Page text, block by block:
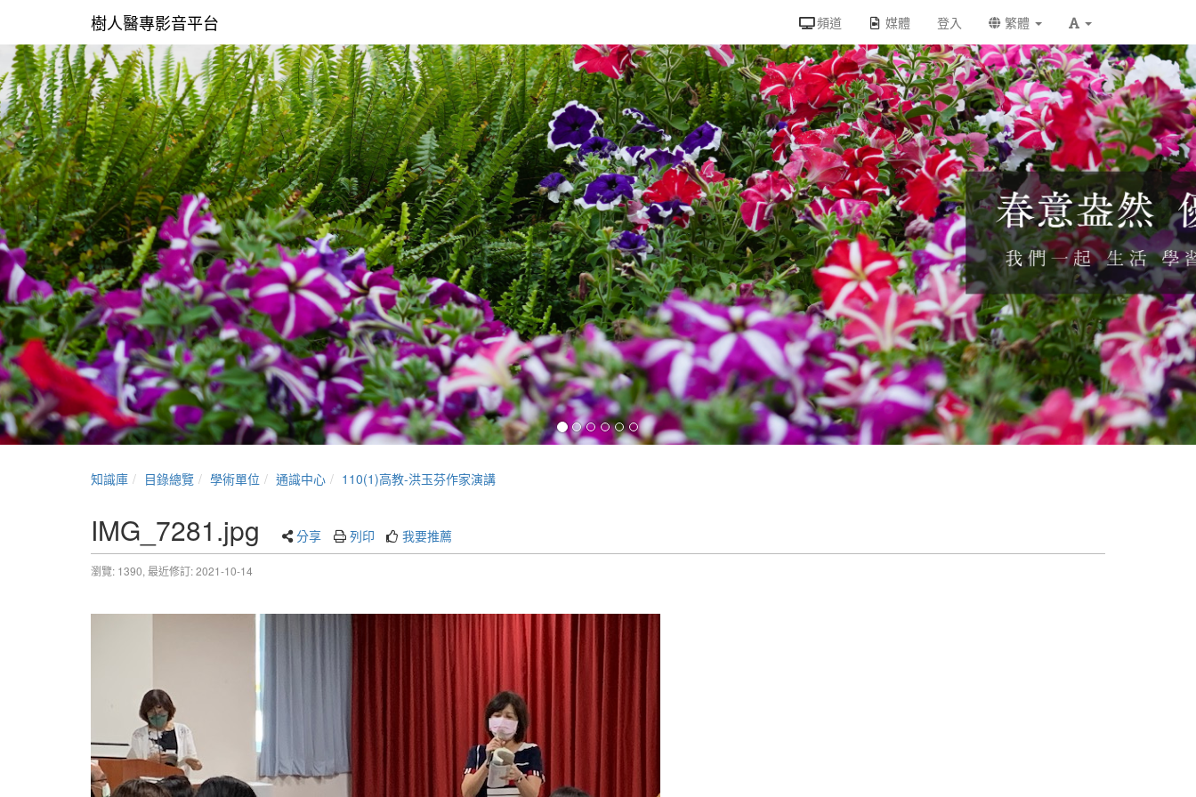
樹人醫專影音平台 頻道 媒體 登入 繁體
知識庫 目錄總覽 學術單位 通識中心 110(1)高教-洪玉芬作家演講
IMG_7281.jpg 分享 列印 我要推薦
瀏覽: 1390, 最近修訂: 2021-10-14